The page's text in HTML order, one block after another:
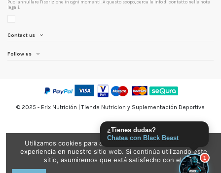
Puoi annullare l'iscrizione in ogni momenti. A questo scopo, cerca le info di contatto nelle note
legali.
Contact us
Follow us
© 2025 - Erix Nutrición | Tienda Nutricion y Suplementación Deportiva
¿Tienes dudas?
Chatea con Black Beast
1
Utilizamos cookies para asegurarnos de brindarle la mejor
experiencia en nuestro sitio web. Si continúa utilizando este
sitio, asumiremos que está satisfecho con el.